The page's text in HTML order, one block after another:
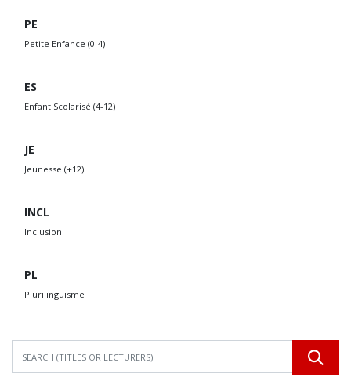
PE
Petite Enfance (0-4)
ES
Enfant Scolarisé (4-12)
JE
Jeunesse (+12)
INCL
Inclusion
PL
Plurilinguisme